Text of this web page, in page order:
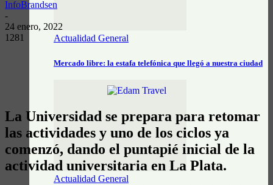
Actualidad General
Mercado libre: la estafa telefónica que llegó a nuestra ciudad
Actualidad General
InfoBrandsen
-
24 enero, 2022
1281
La Universidad se prepara para retomar
las actividades y uno de los ciclos ya
comenzó, dando el puntapié inicial de la
actividad universitaria en La Plata.